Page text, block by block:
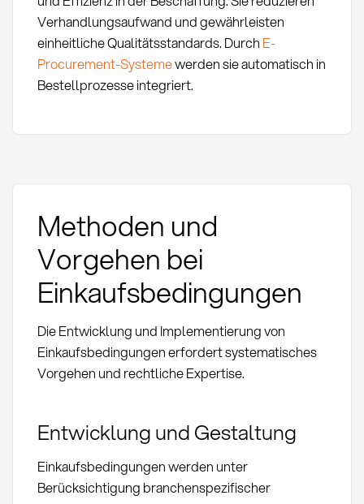
Verhandlungsaufwand und gewährleisten
einheitliche Qualitätsstandards. Durch E-
Procurement-Systemewerden sie automatisch in
Bestellprozesse integriert.
Methoden und
Vorgehen bei
Einkaufsbedingungen
Die Entwicklung und Implementierung von
Einkaufsbedingungen erfordert systematisches
Vorgehen und rechtliche Expertise.
Entwicklung und Gestaltung
Einkaufsbedingungen werden unter
Berücksichtigung branchenspezifischer